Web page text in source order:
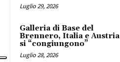
Luglio 29, 2026
Galleria di Base del
Brennero, Italia e Austria
si “congiungono”
Luglio 28, 2026